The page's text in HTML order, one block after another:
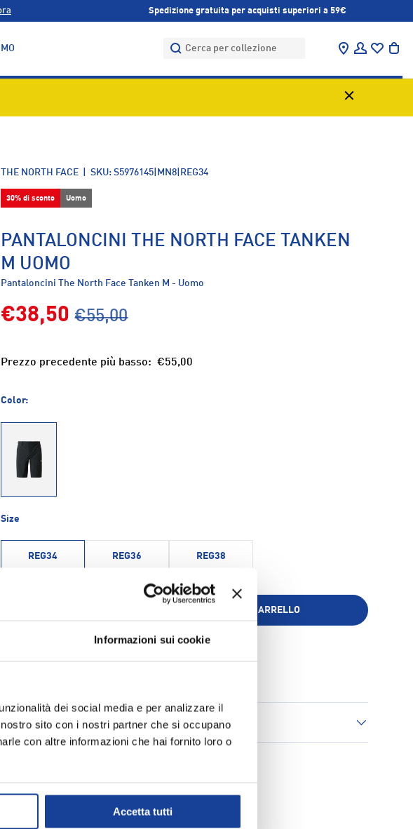
Informazioni sui cookie
dei social media e per analizzare il
sito con i nostri partner che si occupano
con altre informazioni che hai fornito loro o
Accetta tutti
Spedizione gratuita per acquisti superiori a 59€
Cerca
Cerca
Trova negozio
Accedi
THE NORTH FACE |SKU: S5976145|MN8|REG34
30% di sconto Uomo
PANTALONCINI THE NORTH FACE TANKEN
M UOMO
Pantaloncini The North Face Tanken M - Uomo
€38,50€55,00
Prezzo precedente più basso: €55,00
Color:
MN8
Size
REG34 REG36 REG38
AGGIUNGI AL CARRELLO
Spedizione e consegna